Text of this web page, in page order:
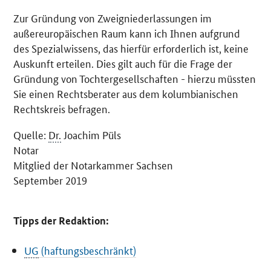
Zur Gründung von Zweigniederlassungen im
außereuropäischen Raum kann ich Ihnen aufgrund
des Spezialwissens, das hierfür erforderlich ist, keine
Auskunft erteilen. Dies gilt auch für die Frage der
Gründung von Tochtergesellschaften - hierzu müssten
Sie einen Rechtsberater aus dem kolumbianischen
Rechtskreis befragen.
Quelle: Dr. Joachim Püls
Notar
Mitglied der Notarkammer Sachsen
September 2019
Tipps der Redaktion:
UG (haftungsbeschränkt)